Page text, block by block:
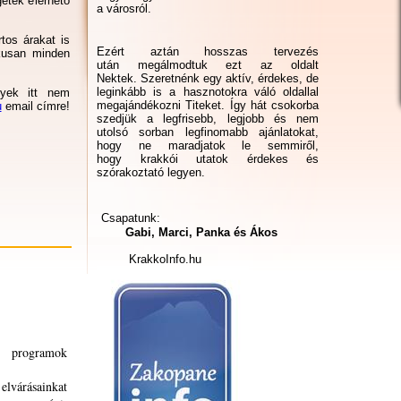
árakat is
minden
itt nem
email címre!
a városról.
Ezért aztán hosszas tervezés
után megálmodtuk ezt az oldalt
Nektek. Szeretnénk egy aktív, érdekes, de
leginkább is a hasznotokra váló oldallal
megajándékozni Titeket. Így hát csokorba
szedjük a legfrisebb, legjobb és nem
utolsó sorban legfinomabb ajánlatokat,
hogy ne maradjatok le semmiről,
hogy krakkói utatok érdekes és
szórakoztató legyen.
Csapatunk:
Gabi, Marci, Panka és Ákos
KrakkoInfo.hu